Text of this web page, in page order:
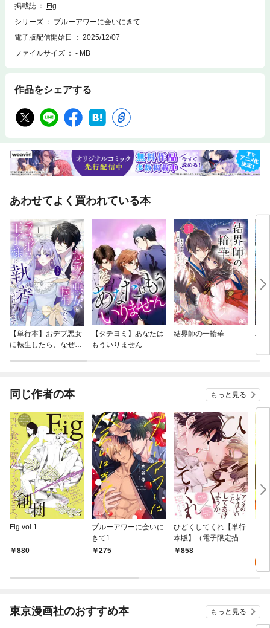
掲載誌
Fig
シリーズ
ブルーアワーに会いにきて
電子版配信開始日
2025/12/07
ファイルサイズ
- MB
作品をシェアする
あわせてよく買われている本
【単行本】おデブ悪女
に転生したら、なぜか
【タテヨミ】あなたは
もういりません
結界師の一輪華
バ
今
同じ作者の本 もっと見る
Fig vol.1
880
ブルーアワーに会いに
きて1
275
ひどくしてくれ【単行
本版】（電子限定描き
下ろし付）
858
東京漫画社のおすすめ本 もっと見る